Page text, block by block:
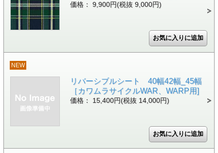
価格： 9,900円(税抜 9,000円)
NEW
リバーシブルシート 40幅42幅_45幅
［カワムラサイクルWAR、WARP用]
価格： 15,400円(税抜 14,000円)